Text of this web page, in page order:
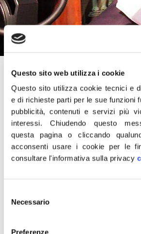
Questo sito web utilizza i cookie
Questo sito utilizza cookie tecnici e
e di richieste parti per le sue funzioni
pubblicità, contenuti e servizi più
interessi.Chiudendo questo
questa pagina o cliccando
acconsenti usare i cookie per le
consultare l'informativa sulla privacy
delNecessario
Preferenze
21 Marzo 2021
“Il capo del M5S deve aver
Corea del Nord, perché i diktat a
per le interviste si danno solo nelle
conto a chi è in mano l’Italia?”.
Lo scrive su Facebook il
Giorgia Meloni.